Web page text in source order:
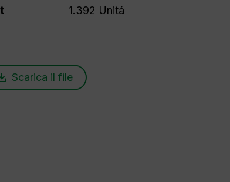
1.392 Unitá
Scarica il file